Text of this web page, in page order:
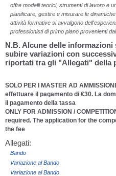
offre modelli teorici, strumenti di lavoro e
pianificare, gestire e misurare le
attività formative si avvalgono
professionisti di primo piano provenienti
N.B. Alcune delle
subire variazioni con
riportati tra gli "Allegati" della
SOLO PER I MASTER AD
effettuare il pagamento di €30. La
il pagamento della tassa
ONLY FOR ADMISSION /
required. The application for the
the fee
Allegati:
Bando
Variazione al Bando
Variazione al Bando